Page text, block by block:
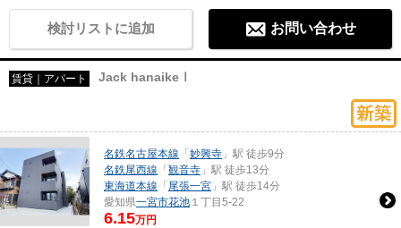
検討リストに追加 お問い合わせ
賃貸｜アパート Jack hanaikeⅠ
名鉄名古屋本線 「 妙興寺 」駅 徒歩9分
名鉄尾西線 「 観音寺 」駅 徒歩13分
東海道本線 「 尾張一宮 」駅 徒歩14分
愛知県一宮市花池 １丁目5-22
6.15万円